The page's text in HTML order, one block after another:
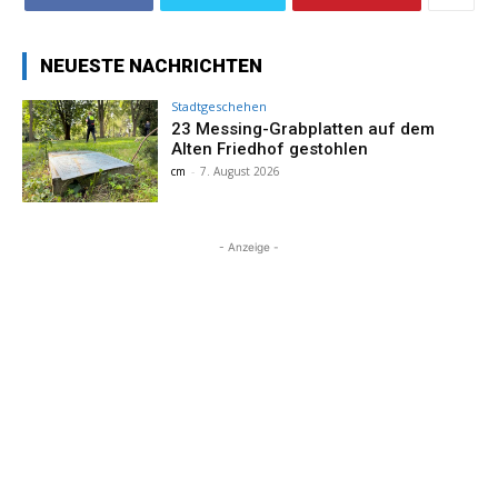
NEUESTE NACHRICHTEN
Stadtgeschehen
23 Messing-Grabplatten auf dem
Alten Friedhof gestohlen
cm - 7. August 2026
- Anzeige -